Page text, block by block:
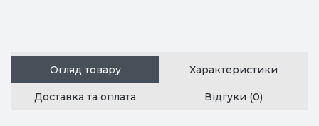
Огляд товару Характеристики
Доставка та оплата Відгуки (0)